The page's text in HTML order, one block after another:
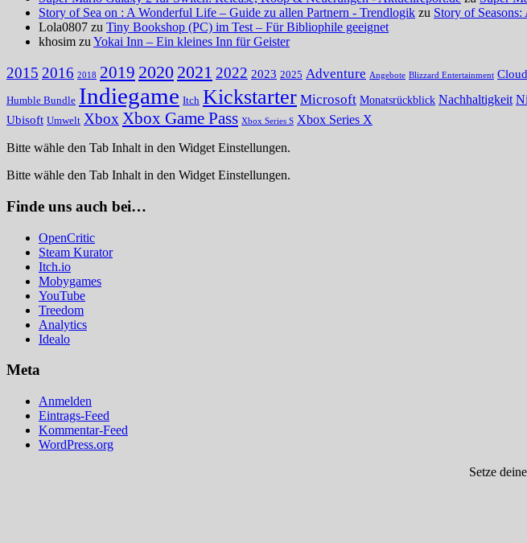
Story of Sea on : A Wonderful Life – Guide zu allen Partnern - Trendlogik zu Story of
Lola0807 zu Tiny Bookshop (PC) im Test – Für Bibliophile geeignet
khosim zu Yokai Inn – Ein kleines Inn für Geister
2015 2016 2018 2019 2020 2021 2022 2023 2025 Adventure Angebote Blizzard Entertainment
Humble Bundle Indiegame Itch Kickstarter Microsoft Monatsrückblick Nachhaltigkeit
Ubisoft Umwelt Xbox Xbox Game Pass Xbox Series S Xbox Series X
Bitte wähle den Tab Inhalt in den Widget Einstellungen.
Bitte wähle den Tab Inhalt in den Widget Einstellungen.
Finde uns auch bei…
OpenCritic
Steam Kurator
Itch.io
Mobygames
YouTube
Treedom
Analytics
Idealo
Meta
Anmelden
Eintrags-Feed
Kommentar-Feed
WordPress.org
Setze